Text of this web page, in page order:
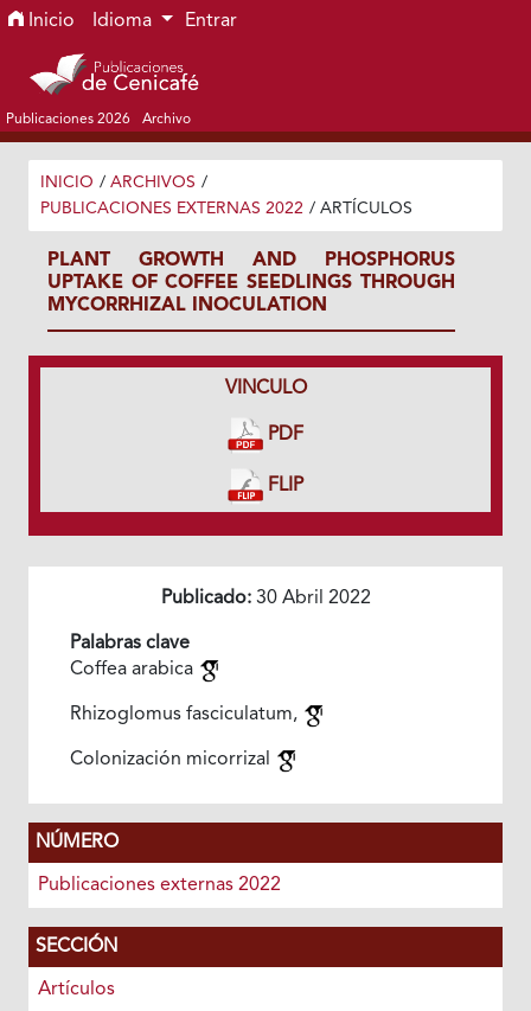
Ir al menú de navegación principal
Ir al contenido principal
Ir al pie de página del sitio
Inicio Idioma Entrar
Publicaciones 2026 Archivo
INICIO / ARCHIVOS /
PUBLICACIONES EXTERNAS 2022 / ARTÍCULOS
PLANT GROWTH AND PHOSPHORUS
UPTAKE OF COFFEE SEEDLINGS THROUGH
MYCORRHIZAL INOCULATION
VINCULO
PDF
FLIP
Publicado:30 Abril 2022
Palabras clave
Coffea arabica
Rhizoglomus fasciculatum,
Colonización micorrizal
NÚMERO
Publicaciones externas 2022
SECCIÓN
Artículos